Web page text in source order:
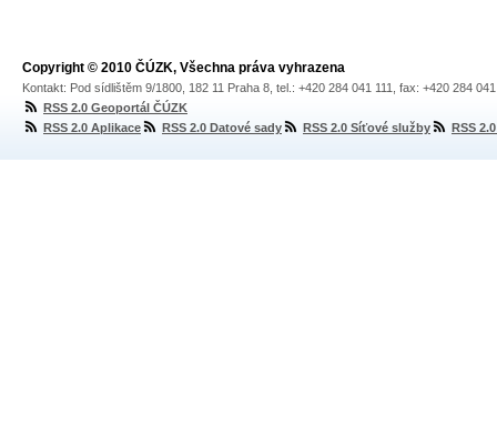
Copyright © 2010 ČÚZK, Všechna práva vyhrazena
Kontakt: Pod sídlištěm 9/1800, 182 11 Praha 8, tel.: +420 284 041 111, fax: +420 284
RSS 2.0 Geoportál ČÚZK
RSS 2.0 Aplikace
RSS 2.0 Datové sady RSS 2.0 Síťové služby RSS